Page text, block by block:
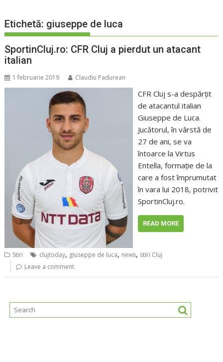
Etichetă: giuseppe de luca
SportinCluj.ro: CFR Cluj a pierdut un atacant
italian
1 februarie 2019 Claudiu Padurean
CFR Cluj s-a despărţit
de atacantul italian
Giuseppe de Luca.
Jucătorul, în vârstă de
27 de ani, se va
întoarce la Virtus
Entella, formaţie de la
care a fost împrumutat
în vara lui 2018, potrivit
SportinCluj.ro.
READ MORE
Stiri clujtoday, giuseppe de luca, news, stiri Cluj
Leave a comment